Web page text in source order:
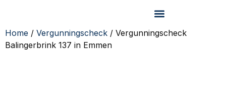
Home / Vergunningscheck / Vergunningscheck
Balingerbrink 137 in Emmen